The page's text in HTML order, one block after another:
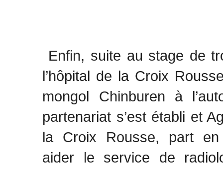
Enfin, suite au stage de
l’hôpital de la Croix
mongol Chinburen à
partenariat s’est établi et
la Croix Rousse, part en
aider le service de